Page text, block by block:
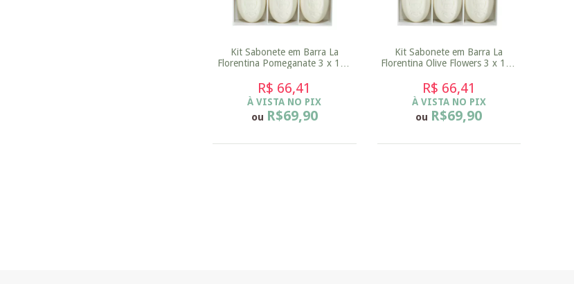
Kit Sabonete em Barra La
Florentina Pomeganate 3 x 150
R$ 66,41
À VISTA NO PIX
ou R$69,90
Kit Sabonete em Barra La
Florentina Olive Flowers 3 x 150
R$ 66,41
À VISTA NO PIX
ou R$69,90